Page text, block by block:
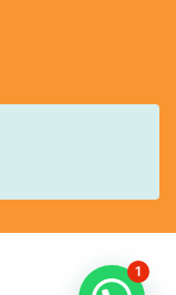
registrada. 2016- 1